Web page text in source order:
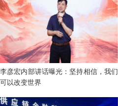
李彦宏内部讲话曝光：坚持相信，我们
可以改变世界